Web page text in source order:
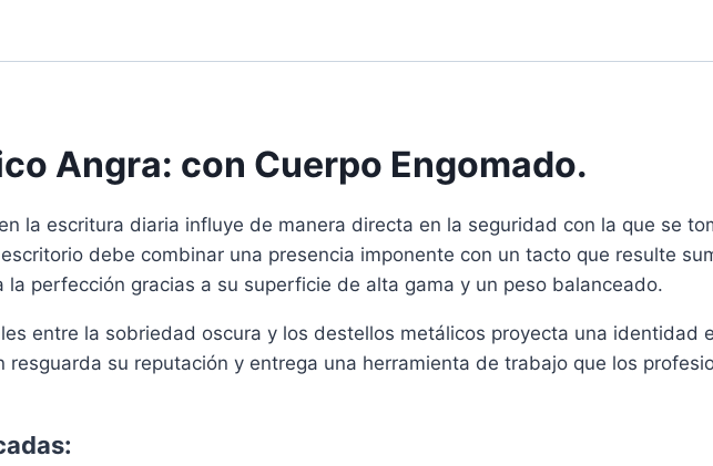
Angra: con Cuerpo Engomado.
la escritura diaria influye de manera directa en la seguridad con la que se
debe combinar una presencia imponente con un tacto que resulte
la perfección gracias a su superficie de alta gama y un peso balanceado.
entre la sobriedad oscura y los destellos metálicos proyecta una identidad
resguarda su reputación y entrega una herramienta de trabajo que los